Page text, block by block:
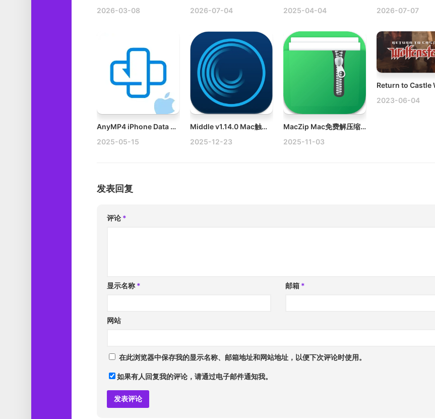
2026-03-08
2026-07-04
2025-04-04
2026-07-07
AnyMP4 iPhone Data Recovery v9.1.20 Mac iPhone数据还原恢复工具破解版
2025-05-15
Middle v1.14.0 Mac触控板和鼠标增强软件
2025-12-23
MacZip Mac免费解压缩软件下载
2025-11-03
2023-06-04
发表回复
评论 *
显示名称 * 邮箱 *
网站
在此浏览器中保存我的显示名称、邮箱地址和网站地址，以便下次评论时使用。
如果有人回复我的评论，请通过电子邮件通知我。